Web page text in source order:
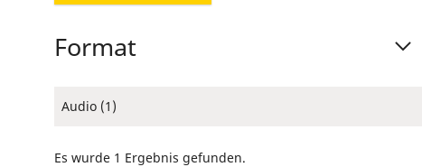
Format
Audio (1)
Es wurde 1 Ergebnis gefunden.